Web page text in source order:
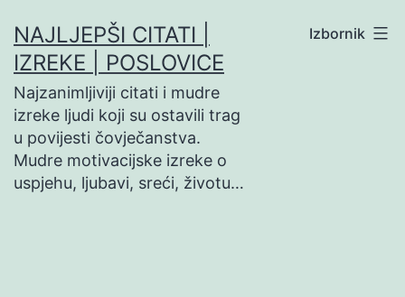
na
sadržaj
NAJLJEPŠI CITATI |
IZREKE | POSLOVICE
Najzanimljiviji citati i mudre
izreke ljudi koji su ostavili trag
u povijesti čovječanstva.
Mudre motivacijske izreke o
uspjehu, ljubavi, sreći, životu…
Izbornik